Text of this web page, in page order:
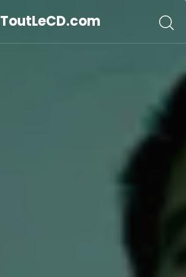
ToutLeCD.com